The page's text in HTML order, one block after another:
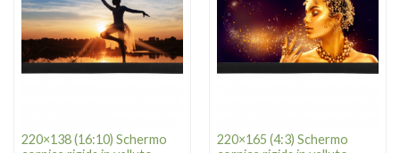
220×138 (16:10) Schermo
220×165 (4:3) Schermo